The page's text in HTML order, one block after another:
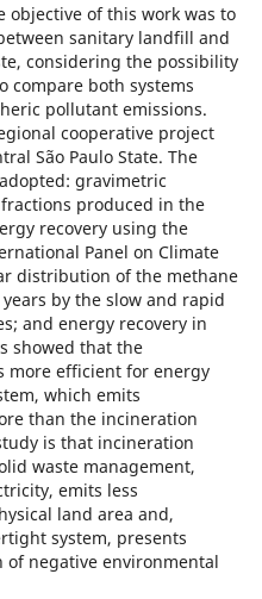
objective of this work was to
sanitary landfill and
considering the possibility
compare both systems
pollutant emissions.
cooperative project
São Paulo State. The
gravimetric
produced in the
recovery using the
Panel on Climate
distribution of the methane
by the slow and rapid
and energy recovery in
showed that the
more efficient for energy
which emits
than the incineration
is that incineration
waste management,
emits less
land area and,
system, presents
negative environmental